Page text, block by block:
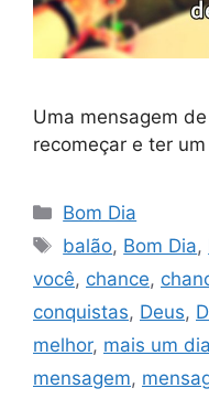
Uma mensagem
recomeçar e ter
Categorias
Bom Dia
Tags
balão, Bom Dia,
você, chance,
conquistas, Deus,
melhor, mais um dia
mensagem,